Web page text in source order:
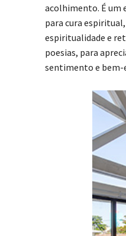
acolhimento. É um
para cura
espiritualidade e
poesias, para
sentimento e bem-